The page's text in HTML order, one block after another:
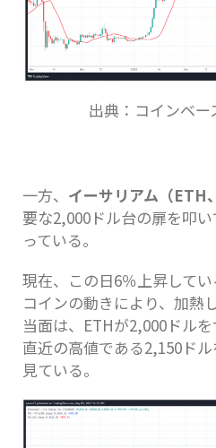
出典：コインベ
一方、 イーサリアム（ETH
要な2,000ドル台の扉を叩
っている。
現在、この日6％上昇して
コインの動きにより、加熱
当面は、ETHが2,000ドルを
直近の高値である2,150ド
見ている。